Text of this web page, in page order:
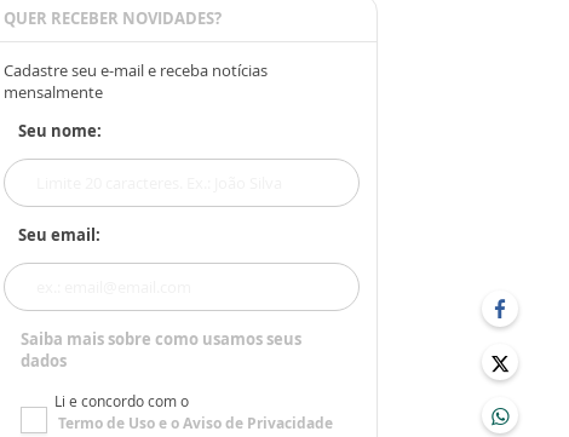
QUER RECEBER NOVIDADES?
Cadastre seu e-mail e receba notícias
mensalmente
Seu nome:
Seu email:
Saiba mais sobre como usamos seus
dados
Li e concordo com o
Termo de Usoe oAviso de Privacidade